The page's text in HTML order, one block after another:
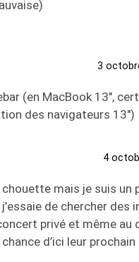
3
(en MacBook 13″,
des navigateurs 13″)
4
mais je suis un
de chercher des
privé et même au
d’ici leur